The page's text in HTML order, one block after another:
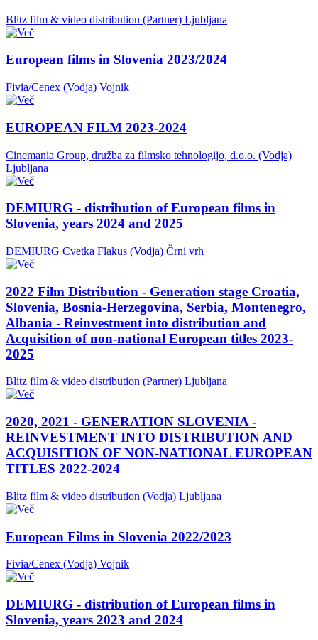
Blitz film & video distribution (Partner) Ljubljana
European films in Slovenia 2023/2024
Fivia/Cenex (Vodja) Vojnik
EUROPEAN FILM 2023-2024
Cinemania Group, družba za filmsko tehnologijo, d.o.o. (Vodja)
Ljubljana
DEMIURG - distribution of European films in
Slovenia, years 2024 and 2025
DEMIURG Cvetka Flakus (Vodja) Črni vrh
2022 Film Distribution - Generation stage Croatia,
Slovenia, Bosnia-Herzegovina, Serbia, Montenegro,
Albania - Reinvestment into distribution and
Acquisition of non-national European titles 2023-
2025
Blitz film & video distribution (Partner) Ljubljana
2020, 2021 - GENERATION SLOVENIA -
REINVESTMENT INTO DISTRIBUTION AND
ACQUISITION OF NON-NATIONAL EUROPEAN
TITLES 2022-2024
Blitz film & video distribution (Vodja) Ljubljana
European Films in Slovenia 2022/2023
Fivia/Cenex (Vodja) Vojnik
DEMIURG - distribution of European films in
Slovenia, years 2023 and 2024